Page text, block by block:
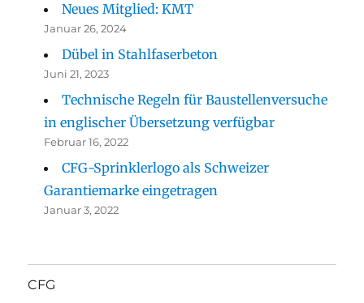
Neues Mitglied: KMT
Januar 26, 2024
Dübel in Stahlfaserbeton
Juni 21, 2023
Technische Regeln für Baustellenversuche
in englischer Übersetzung verfügbar
Februar 16, 2022
CFG-Sprinklerlogo als Schweizer
Garantiemarke eingetragen
Januar 3, 2022
CFG